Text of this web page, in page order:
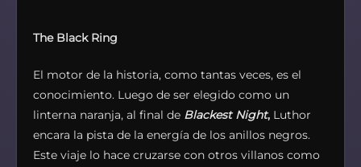
The Black Ring
El motor de la historia, como tantas veces, es el
conocimiento. Luego de ser elegido como un
linterna naranja, al final de Blackest Night, Luthor
encara la pista de la energía de los anillos negros.
Este viaje lo hace cruzarse con otros villanos como